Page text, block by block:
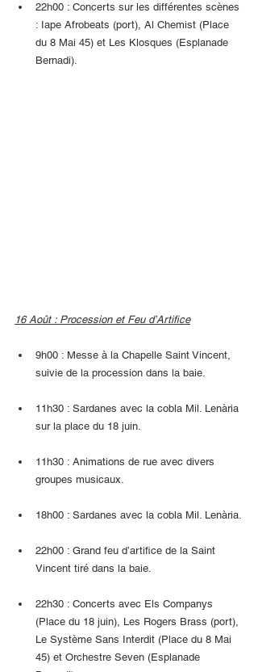
22h00 : Concerts sur les différentes scènes
: Iape Afrobeats (port), Al Chemist (Place
du 8 Mai 45) et Les Klosques (Esplanade
Bernadi).
16 Août : Procession et Feu d’Artifice
9h00 : Messe à la Chapelle Saint Vincent,
suivie de la procession dans la baie.
11h30 : Sardanes avec la cobla Mil. Lenària
sur la place du 18 juin.
11h30 : Animations de rue avec divers
groupes musicaux.
18h00 : Sardanes avec la cobla Mil. Lenària.
22h00 : Grand feu d’artifice de la Saint
Vincent tiré dans la baie.
22h30 : Concerts avec Els Companys
(Place du 18 juin), Les Rogers Brass (port),
Le Système Sans Interdit (Place du 8 Mai
45) et Orchestre Seven (Esplanade